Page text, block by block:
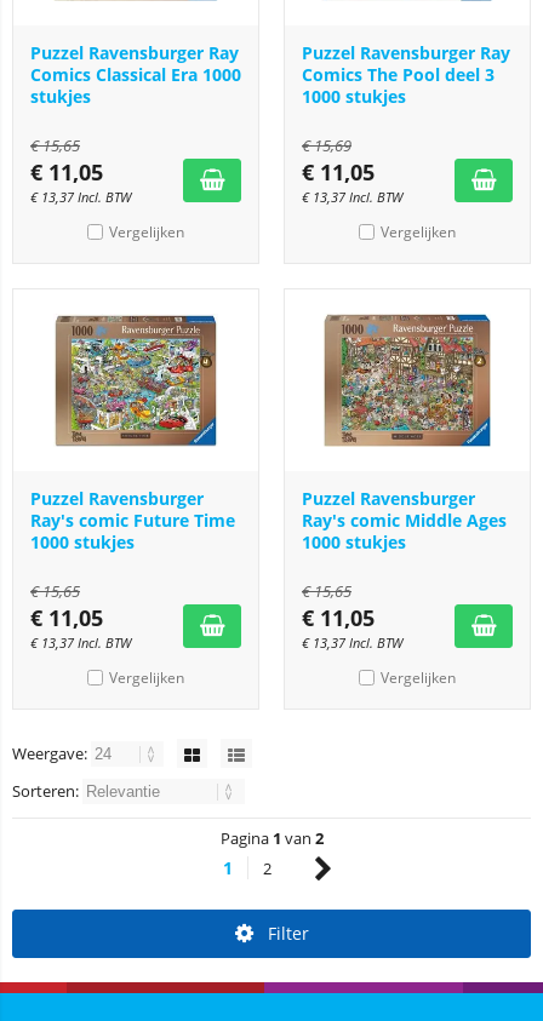
Puzzel Ravensburger Ray
Comics Classical Era 1000
stukjes
€15,65
€ 11,05
€ 13,37 Incl. BTW
Vergelijken
Puzzel Ravensburger Ray
Comics The Pool deel 3
1000 stukjes
€15,69
€ 11,05
€ 13,37 Incl. BTW
Vergelijken
Puzzel Ravensburger
Ray's comic Future Time
1000 stukjes
€15,65
€ 11,05
€ 13,37 Incl. BTW
Vergelijken
Puzzel Ravensburger
Ray's comic Middle Ages
1000 stukjes
€15,65
€ 11,05
€ 13,37 Incl. BTW
Vergelijken
Weergave:
Sorteren:
Pagina 1 van 2
1 2
Filter